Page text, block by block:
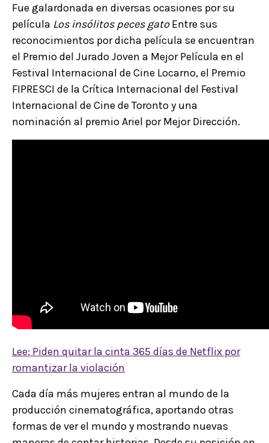
Fue galardonada en diversas ocasiones por su
película Los insólitos peces gatoEntre sus
reconocimientos por dicha película se encuentran
el Premio del Jurado Joven a Mejor Película en el
Festival Internacional de Cine Locarno, el Premio
FIPRESCI de la Crítica Internacional del Festival
Internacional de Cine de Toronto y una
nominación al premio Ariel por Mejor Dirección.
Lee: Piden quitar la cinta 365 días de Netflix por
romantizar la violación
Cada día más mujeres entran al mundo de la
producción cinematográfica, aportando otras
formas de ver el mundo y mostrando nuevas